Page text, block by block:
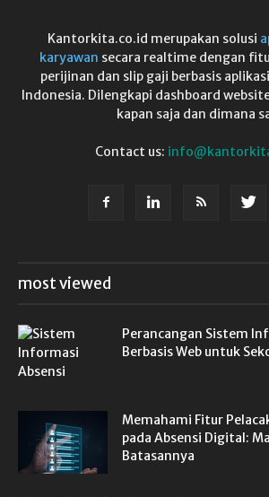
Kantorkita.co.id merupakan solusi
karyawan secara realtime dengan
perijinan dan slip gaji berbasis
Indonesia. Dilengkapi dashboard
kapan saja dan dimana
Contact us:
most viewed
Perancangan Sistem
Berbasis Web untuk
Memahami Fitur
pada Absensi Digital:
Batasannya